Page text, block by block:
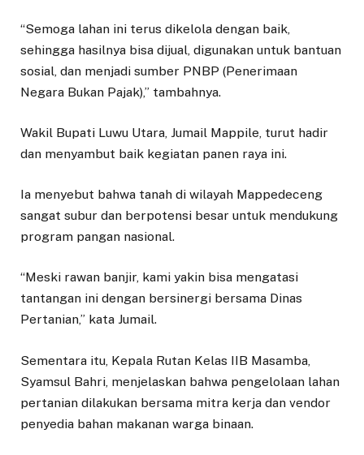
“Semoga lahan ini terus dikelola dengan baik,
sehingga hasilnya bisa dijual, digunakan untuk bantuan
sosial, dan menjadi sumber PNBP (Penerimaan
Negara Bukan Pajak),” tambahnya.
Wakil Bupati Luwu Utara, Jumail Mappile, turut hadir
dan menyambut baik kegiatan panen raya ini.
Ia menyebut bahwa tanah di wilayah Mappedeceng
sangat subur dan berpotensi besar untuk mendukung
program pangan nasional.
“Meski rawan banjir, kami yakin bisa mengatasi
tantangan ini dengan bersinergi bersama Dinas
Pertanian,” kata Jumail.
Sementara itu, Kepala Rutan Kelas IIB Masamba,
Syamsul Bahri, menjelaskan bahwa pengelolaan lahan
pertanian dilakukan bersama mitra kerja dan vendor
penyedia bahan makanan warga binaan.